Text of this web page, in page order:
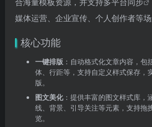
媒体运营、企业宣传、个人创作者等场
核心功能
一键排版 ：自动格式化文章内容，包
体、行距等，支持自定义样式保存，
版。
图文美化：提供丰富的图文样式库，
线、背景、引导关注等元素，支持拖
览。